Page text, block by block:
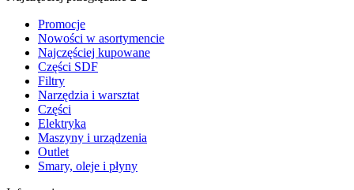
Promocje
Nowości w asortymencie
Najczęściej kupowane
Części SDF
Filtry
Narzędzia i warsztat
Części
Elektryka
Maszyny i urządzenia
Outlet
Smary, oleje i płyny